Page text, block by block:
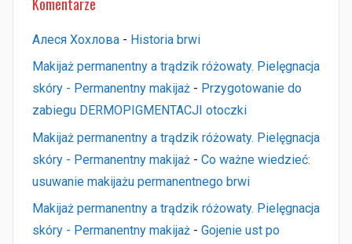
Алеся Хохлова - Historia brwi
Makijaż permanentny a trądzik różowaty. Pielęgnacja
skóry - Permanentny makijaż - Przygotowanie do
zabiegu DERMOPIGMENTACJI otoczki
Makijaż permanentny a trądzik różowaty. Pielęgnacja
skóry - Permanentny makijaż - Co ważne wiedzieć:
usuwanie makijażu permanentnego brwi
Makijaż permanentny a trądzik różowaty. Pielęgnacja
skóry - Permanentny makijaż - Gojenie ust po